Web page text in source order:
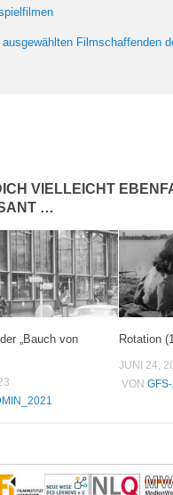
ausgewählten Filmschaffenden
VIELLEICHT
…
„Bauch von
Rotation
JUNI 24,
VON